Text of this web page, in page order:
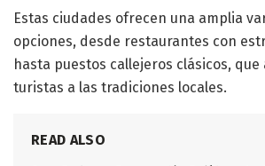
Estas ciudades ofrecen una amplia
opciones, desde restaurantes con
hasta puestos callejeros clásicos, que
turistas a las tradiciones locales.
READ ALSO